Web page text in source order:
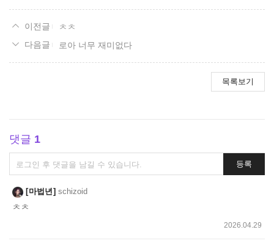
ㅊㅊ
로아 너무 재미없다
목록보기
댓글 1
댓
글
쓰
기
등록
마법년 schizoid
ㅊㅊ
2026.04.29